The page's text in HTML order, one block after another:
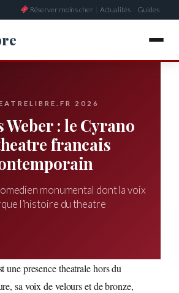
Réserver moins cher Actualités Guides
2026
Weber : le Cyrano
francais
monumental dont la voix
l’histoire du theatre
une presence theatrale hors du
sa voix de velours et de bronze,